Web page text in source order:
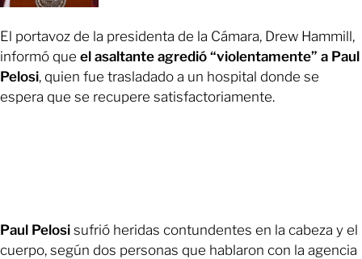
El portavoz de la presidenta de la Cámara, Drew Hammill,
informó que el asaltante agredió “violentamente” a Paul
Pelosi, quien fue trasladado a un hospital donde se
espera que se recupere satisfactoriamente.
Paul Pelosi sufrió heridas contundentes en la cabeza y el
cuerpo, según dos personas que hablaron con la agencia